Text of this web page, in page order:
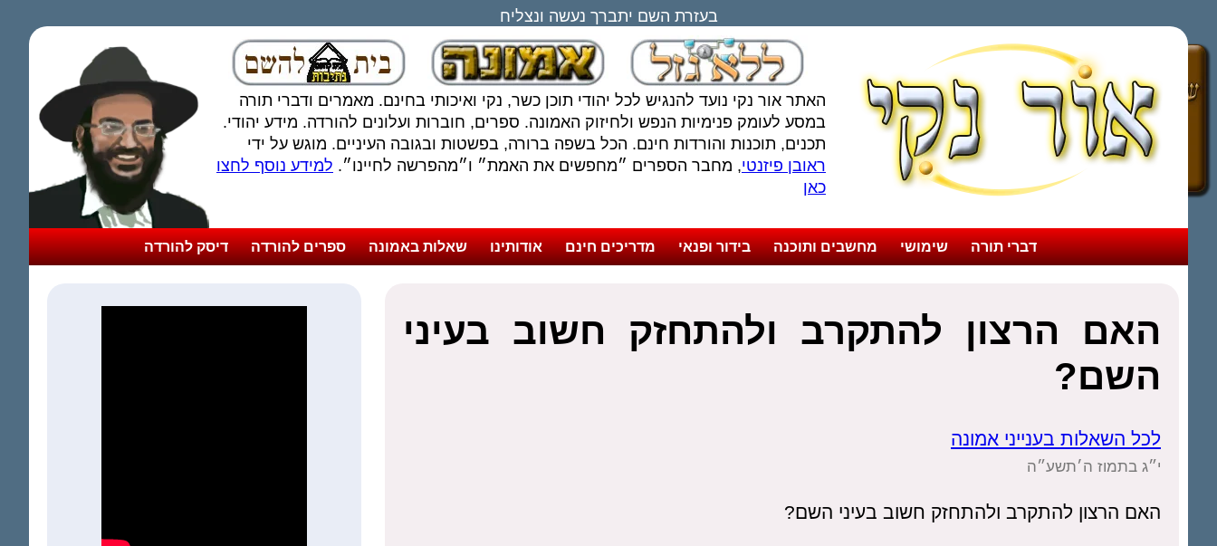
בעזרת השם יתברך נעשה ונצליח
האתר אור נקי נועד להנגיש לכל יהודי תוכן כשר, נקי ואיכותי בחינם. מאמרים ודברי תורה
במסע לעומק פנימיות הנפש ולחיזוק האמונה. ספרים, חוברות ועלונים להורדה. מידע יהודי.
תכנים, תוכנות והורדות חינם. הכל בשפה ברורה, בפשטות ובגובה העיניים. מוגש על ידי
ראובן פיזנטי, מחבר הספרים ״מחפשים את האמת״ ו״מהפרשה לחיינו״. למידע נוסף לחצו
כאן
דברי תורה שימושי מחשבים ותוכנה בידור ופנאי מדריכים חינם אודותינו שאלות באמונה ספרים להורדה דיסק להורדה
האם הרצון להתקרב ולהתחזק חשוב בעיני
השם?
לכל השאלות בענייני אמונה
י״ג בתמוז ה׳תשע״ה
האם הרצון להתקרב ולהתחזק חשוב בעיני השם?